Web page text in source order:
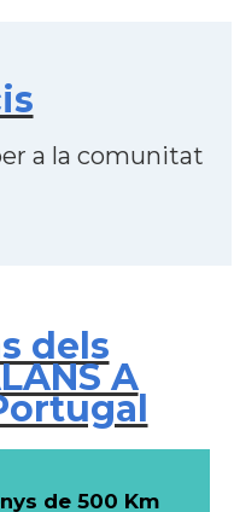
a la comunitat
dels
A
de 500 Km